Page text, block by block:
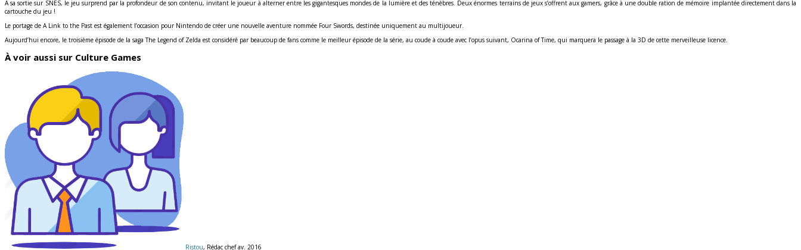
A sa sortie sur SNES, le jeu surprend par la profondeur de son contenu, invitant le joueur à alterner entre les gigantesques mondes de la lumière et des ténèbres. Deux énormes terrains de jeux s’offrent aux gamers, grâce à une double ration de mémoire implantée directement dans la
cartouche du jeu !
Le portage de A Link to the Past est également l’occasion pour Nintendo de créer une nouvelle aventure nommée Four Swords, destinée uniquement au multijoueur.
Aujourd’hui encore, le troisième épisode de la saga The Legend of Zelda est considéré par beaucoup de fans comme le meilleur épisode de la série, au coude à coude avec l’opus suivant, Ocarina of Time, qui marquera le passage à la 3D de cette merveilleuse licence.
À voir aussi sur Culture Games
Ristou, Rédac chef av. 2016